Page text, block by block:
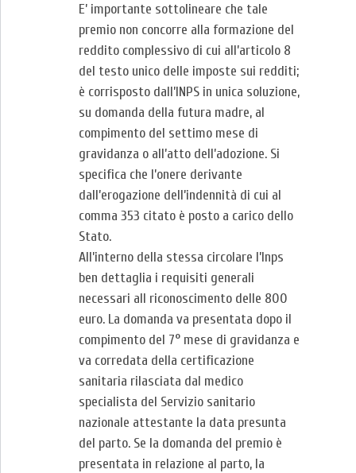
E’ importante sottolineare che tale
premio non concorre alla formazione del
reddito complessivo di cui all’articolo 8
del testo unico delle imposte sui redditi;
è corrisposto dall’INPS in unica soluzione,
su domanda della futura madre, al
compimento del settimo mese di
gravidanza o all’atto dell’adozione. Si
specifica che l’onere derivante
dall’erogazione dell’indennità di cui al
comma 353 citato è posto a carico dello
Stato.
All’interno della stessa circolare l’Inps
ben dettaglia i requisiti generali
necessari all riconoscimento delle 800
euro. La domanda va presentata dopo il
compimento del 7° mese di gravidanza e
va corredata della certificazione
sanitaria rilasciata dal medico
specialista del Servizio sanitario
nazionale attestante la data presunta
del parto. Se la domanda del premio è
presentata in relazione al parto, la